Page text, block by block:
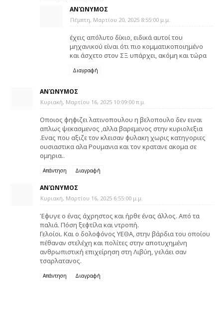
ΑΝΏΝΥΜΟΣ
Πέμπτη, Μαρτίου 20, 2025 8:55:00 μ.μ.
έχεις απόλυτο δίκιο, ειδικά αυτοί του
μηχανικού είναι ότι πιο κομματικοποιημένο
και άσχετο στον ΣΞ υπάρχει, ακόμη και τώρα
Διαγραφή
ΑΝΏΝΥΜΟΣ
Κυριακή, Μαρτίου 16, 2025 10:09:00 π.μ.
Οποιος φηφιζει λατινοπουλου η βελοπουλο δεν ειναι
απλως ψεκασμενος ,αλλα βαρεμενος στην κυριολεξια
.Ενας που αξιζε τον κλεισαν φυλακη χωρις κατηγοριες
ουσιαστικα αλα Ρουμανια και τον κρατανε ακομα σε
ομηρια..
Απάντηση Διαγραφή
ΑΝΏΝΥΜΟΣ
Κυριακή, Μαρτίου 16, 2025 6:55:00 μ.μ.
Έφυγε ο ένας άχρηστος και ήρθε ένας άλλος. Από τα
παλιά. Πόση ξεφτίλα και ντροπή.
Γελοίοι. Και ο δολοφόνος ΥΕΘΑ, στην βάρδια του οποίου
πέθαναν στελέχη και πολίτες στην αποτυχημένη
ανθρωπιστική επιχείρηση στη Λιβύη, γελάει σαν
τσαρλατανος.
Απάντηση Διαγραφή